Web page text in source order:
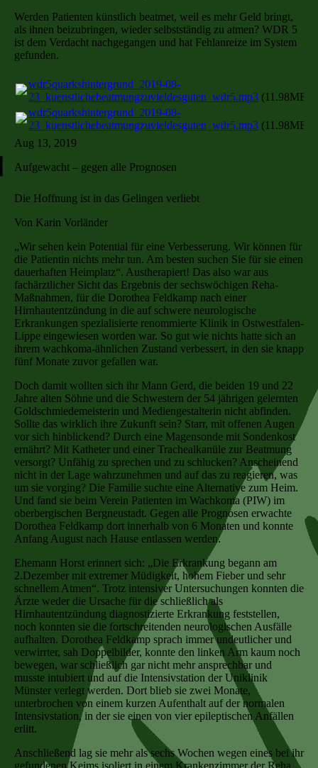
Werden Patienten künstlich beatmet, weil es mehr Geld bringt,
als ihnen beizubringen, wieder selbstständig zu atmen? WDR 5
ist dem Verdacht nachgegangen und hat Fehlanreize im System
gefunden.
wdr5quarkshintergrund_2019-08-
23_kuenstlichebeatmungzuvieldesguten_wdr5.mp3 (11.98MB)
wdr5quarkshintergrund_2019-08-
23_kuenstlichebeatmungzuvieldesguten_wdr5.mp3 (11.98MB)
Aug 13, 2019
Aufgewacht – gegen alle Prognosen
Die Hoffnung ist in das Gelingen verliebt
Von Karin Vorländer
„Wir sehen kein Potential für eine Verbesserung. Wir können für
die Patientin nichts mehr tun. Am besten suchen Sie für sie einen
dauerhaften Heimplatz“. Austherapiert! Das also war aus
fachärztlicher Sicht das Ergebnis der sechswöchigen Reha-
Maßnahmen, für die Dorothea Feldkamp nach einer
Hirnhautentzündung in die auf schwere neurologische
Erkrankungen spezialisierte renommierte Klinik in Ostwestfalen-
Lippe eingewiesen worden war. So gut wie nichts hatte sich an
ihrem wachkoma-ähnlichen Zustand verbessert, in den sie knapp
fünf Monate zuvor gefallen war.
Doch damit wollten sich ihr Mann Gerd, die beiden 19 und 22
Jahre alten Söhne und die Schwestern der 54 jährigen gelernten
Goldschmiedemeisterin und Mediengestalterin nicht abfinden.
Sollte das wirklich ihre Zukunft sein? Starr, mit offenen Augen
vor sich hinblickend? Durch eine Magensonde mit Sondenkost
ernährt? Mit Katheter und einer Trachealkanüle zur Beatmung
versorgt? Unfähig zu sprechen und zu schlucken? Anscheinend
nicht in der Lage wahrzunehmen und auf das zu reagieren, was
um sie vorging? Die Familie suchte eine Alternative zum Heim.
Und fand sie beim Verein Patienten im Wachkoma (PIW) im
oberbergischen Bergneustadt. Gegen alle Prognosen erwachte
Dorothea Feldkamp dort innerhalb von 6 Monaten und konnte
Anfang August nach Hause entlassen werden.
Ehemann Horst erinnert sich: „Die Erkrankung begann am
2.Dezember mit extremer Müdigkeit, hohem Fieber und sehr
schnellem Atmen“. Trotz intensiver Untersuchungen konnten die
Ärzte weder die Ursache für die schließlich als
Hirnhautentzündung diagnostizierte Erkrankung feststellen,
noch konnten sie die fortschreitenden neurologischen Ausfälle
aufhalten. Dorothea Feldkamp sprach immer undeutlicher und
verwirrter, sah Doppelbilder, konnte den linken Arm kaum noch
bewegen, war schließlich gar nicht mehr ansprechbar und
musste intubiert und auf die Intensivstation der Uniklinik
Münster verlegt werden. Dort blieb sie zwei Monate,
unterbrochen von einem kurzen Aufenthalt auf der normalen
Intensivstation, in der sie einen von vier epileptischen Anfällen
erlitt.
Anschließend lag sie mehr als sechs Wochen wegen eines bei ihr
gefundenen Keims isoliert in einem Krankenzimmer der Reha